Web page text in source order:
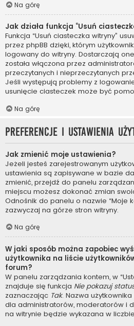
Na górę
Jak działa funkcja “Usuń
Funkcja “Usuń ciasteczka witryny”
przez phpBB dzięki, którym
logowany do witryny. Dostarczają
została włączona przez
przeczytanych i nieprzeczytanych
Jeśli występują problemy z
usunięcie ciasteczek może być
Na górę
Preferencje i ustawienia
Jak zmienić moje ustawienia?
Jeżeli jesteś zarejestrowanym
ustawienia są zapisywane w bazie
zmienić, przejdź do panelu
miejscu możesz dokonać zmian
Odnośnik do panelu o nazwie “Moje
zazwyczaj na górze stron witryny.
Na górę
W jaki sposób można zapobiec
użytkownika na liście
forum?
W panelu zarządzania kontem, w
znajduje się funkcja Nie pokazuj
zaznaczając Tak. Nazwa
dla administratorów, moderatorów i
na witrynie będzie wykazana w